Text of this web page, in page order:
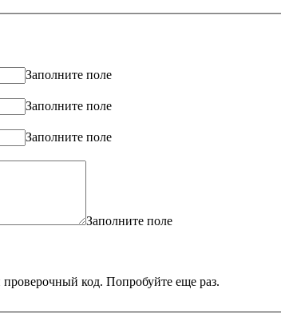
Заполните поле
Заполните поле
Заполните поле
Заполните поле
код. Попробуйте еще раз.